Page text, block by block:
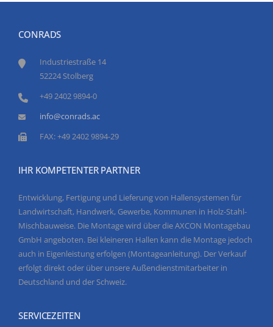
CONRADS
Industriestraße 14
52224 Stolberg
+49 2402 9894-0
info@conrads.ac
FAX: +49 2402 9894-29
IHR KOMPETENTER PARTNER
Entwicklung, Fertigung und Lieferung von Hallensystemen für
Landwirtschaft, Handwerk, Gewerbe, Kommunen in Holz-Stahl-
Mischbauweise. Die Montage wird über die AXCON Montagebau
GmbH angeboten. Bei kleineren Hallen kann die Montage jedoch
auch in Eigenleistung erfolgen (Montageanleitung). Der Verkauf
erfolgt direkt oder über unsere Außendienstmitarbeiter in
Deutschland und der Schweiz.
SERVICEZEITEN